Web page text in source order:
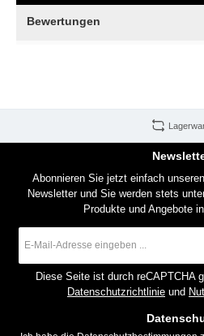
Bewertungen
Abonnieren Sie jetzt einfach
Newsletter und Sie werden stets
Produkte und Angebote
Mail-
Diese Seite ist durch reCAPTCHA
Datenschutzrichtlinie und